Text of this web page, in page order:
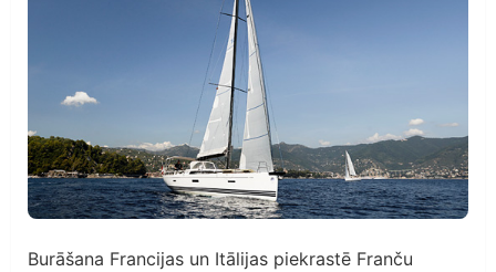
Burāšana Francijas un Itālijas piekrastē Franču